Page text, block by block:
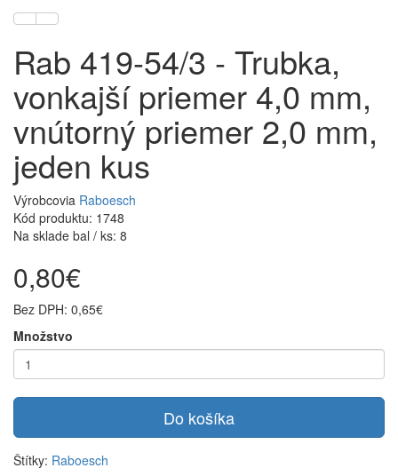
Rab 419-54/3 - Trubka,
vonkajší priemer 4,0 mm,
vnútorný priemer 2,0 mm,
jeden kus
Výrobcovia Raboesch
Kód produktu: 1748
Na sklade bal / ks: 8
0,80€
Bez DPH: 0,65€
Množstvo
Do košíka
Štítky: Raboesch